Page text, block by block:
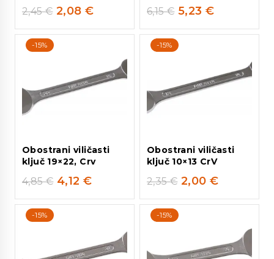
2,45€ 2,08 € 6,15€ 5,23 €
-15%
Obostrani viličasti
ključ 19×22, Crv
4,85€ 4,12 €
-15%
Obostrani viličasti
ključ 10×13 CrV
2,35€ 2,00 €
-15% -15%